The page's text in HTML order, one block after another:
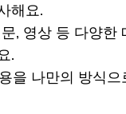
해요.
, 영상 등 다양한
.
을 나만의 방식으